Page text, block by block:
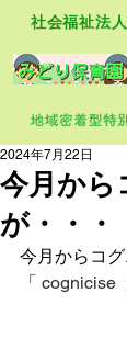
社会福祉法
今月から
が・・・
2024年7月22日
今月からコグ
「 cognicise